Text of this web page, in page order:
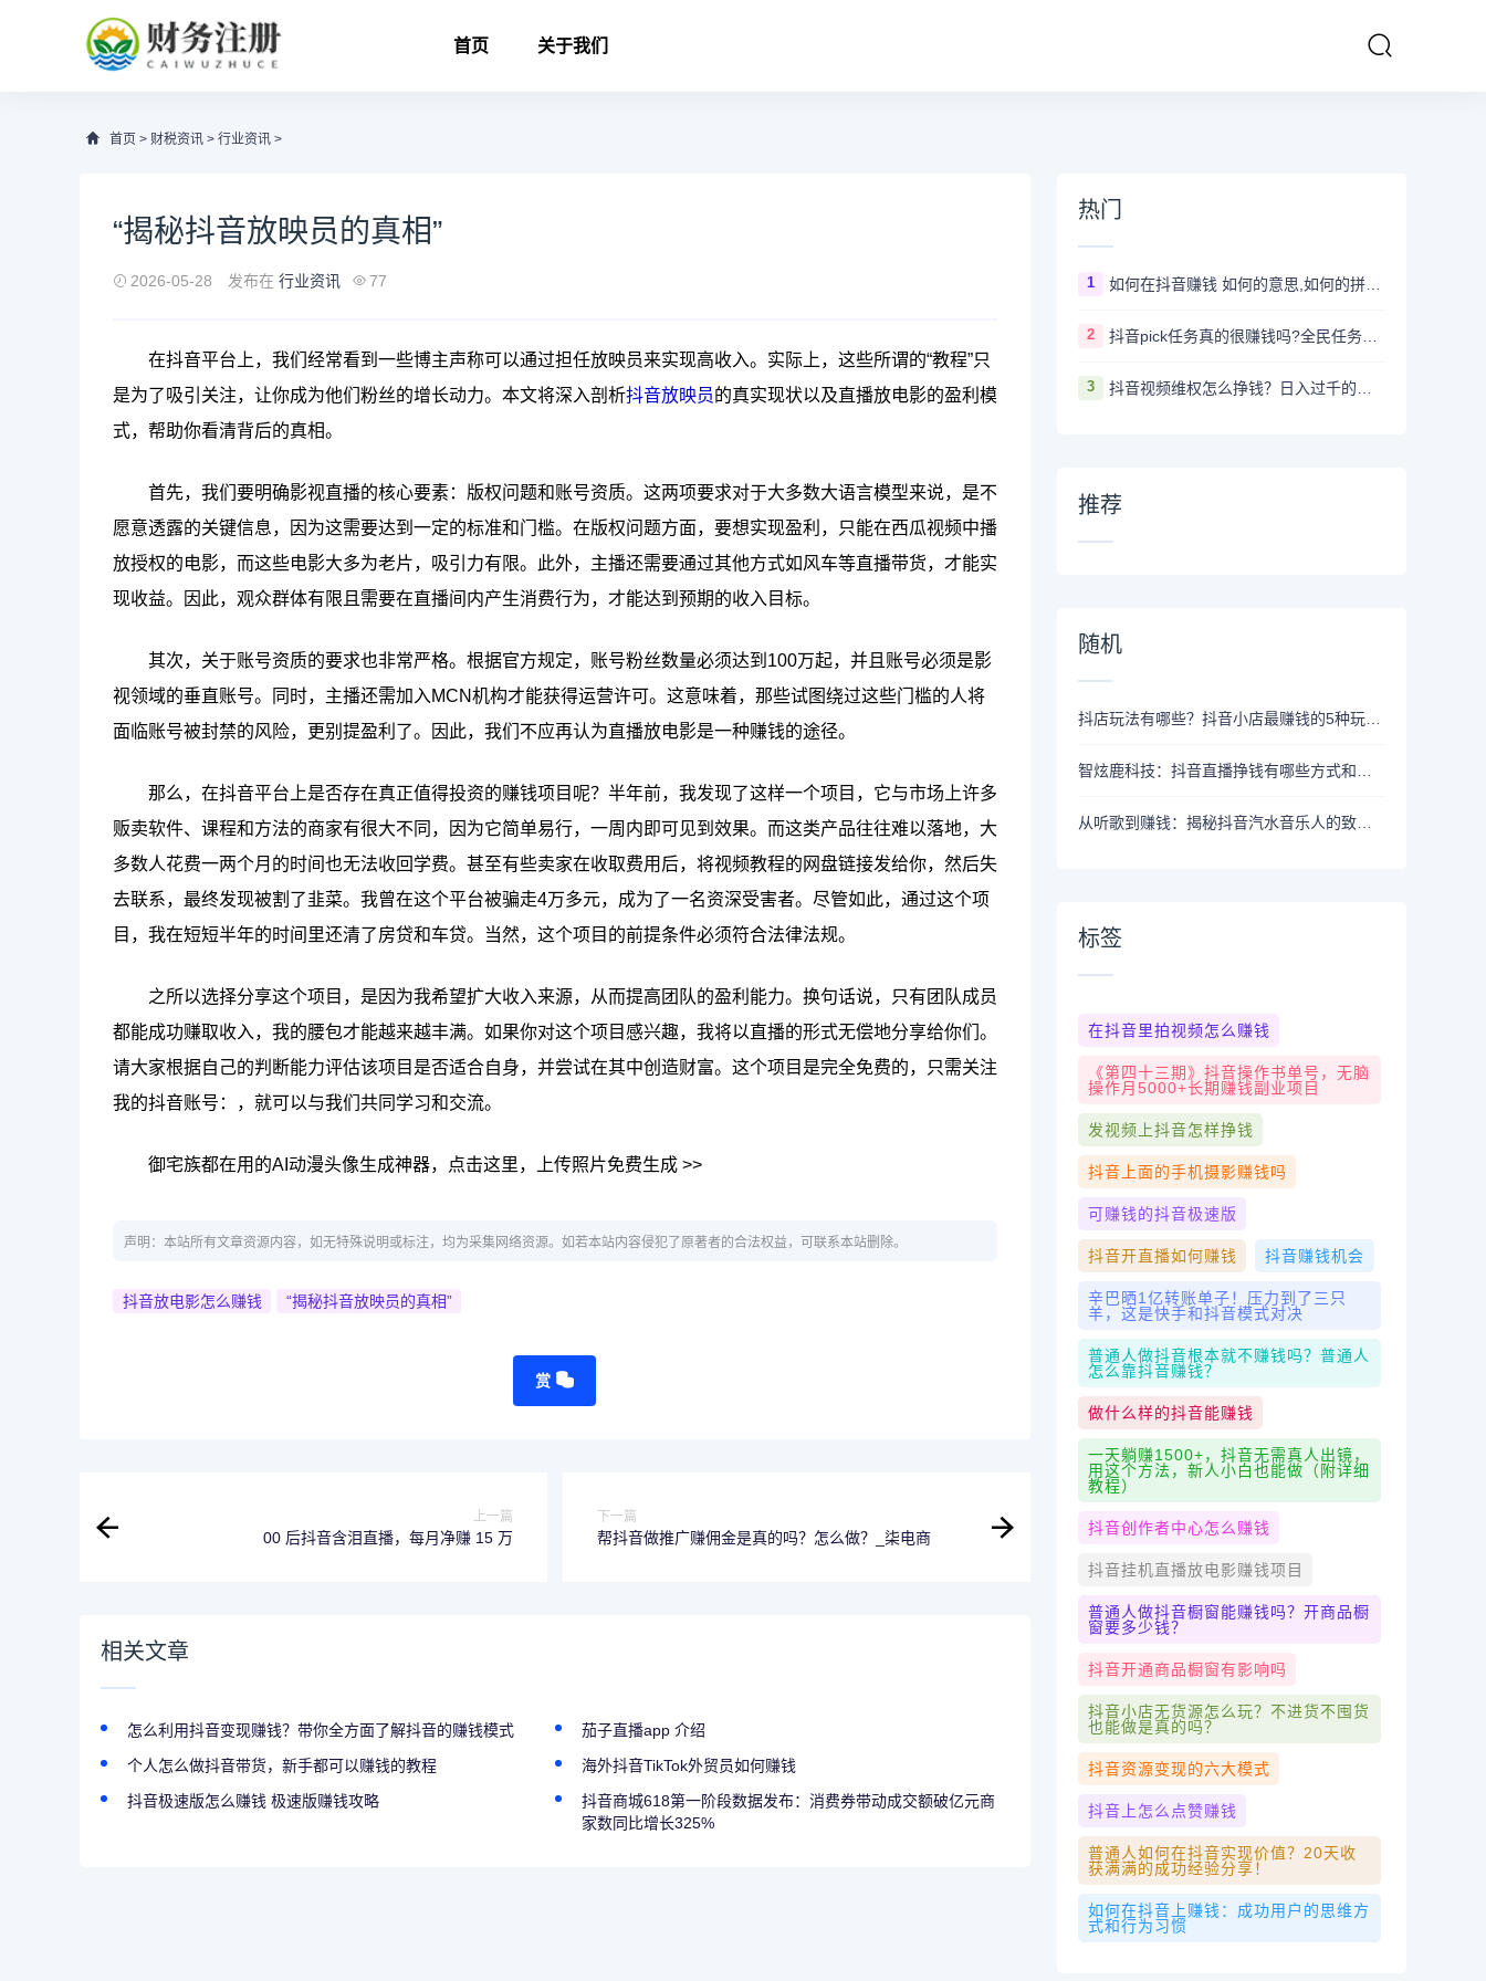
首页 关于我们
首页 > 财税资讯 > 行业资讯 >
“揭秘抖音放映员的真相”
2026-05-28 发布在 行业资讯 77
在抖音平台上，我们经常看到一些博主声称可以通过担任放映员来实现高收入。实际上，这些所谓的“教程”只
是为了吸引关注，让你成为他们粉丝的增长动力。本文将深入剖析抖音放映员的真实现状以及直播放电影的盈利模
式，帮助你看清背后的真相。
首先，我们要明确影视直播的核心要素：版权问题和账号资质。这两项要求对于大多数大语言模型来说，是不
愿意透露的关键信息，因为这需要达到一定的标准和门槛。在版权问题方面，要想实现盈利，只能在西瓜视频中播
放授权的电影，而这些电影大多为老片，吸引力有限。此外，主播还需要通过其他方式如风车等直播带货，才能实
现收益。因此，观众群体有限且需要在直播间内产生消费行为，才能达到预期的收入目标。
其次，关于账号资质的要求也非常严格。根据官方规定，账号粉丝数量必须达到100万起，并且账号必须是影
视领域的垂直账号。同时，主播还需加入MCN机构才能获得运营许可。这意味着，那些试图绕过这些门槛的人将
面临账号被封禁的风险，更别提盈利了。因此，我们不应再认为直播放电影是一种赚钱的途径。
那么，在抖音平台上是否存在真正值得投资的赚钱项目呢？半年前，我发现了这样一个项目，它与市场上许多
贩卖软件、课程和方法的商家有很大不同，因为它简单易行，一周内即可见到效果。而这类产品往往难以落地，大
多数人花费一两个月的时间也无法收回学费。甚至有些卖家在收取费用后，将视频教程的网盘链接发给你，然后失
去联系，最终发现被割了韭菜。我曾在这个平台被骗走4万多元，成为了一名资深受害者。尽管如此，通过这个项
目，我在短短半年的时间里还清了房贷和车贷。当然，这个项目的前提条件必须符合法律法规。
之所以选择分享这个项目，是因为我希望扩大收入来源，从而提高团队的盈利能力。换句话说，只有团队成员
都能成功赚取收入，我的腰包才能越来越丰满。如果你对这个项目感兴趣，我将以直播的形式无偿地分享给你们。
请大家根据自己的判断能力评估该项目是否适合自身，并尝试在其中创造财富。这个项目是完全免费的，只需关注
我的抖音账号：，就可以与我们共同学习和交流。
御宅族都在用的AI动漫头像生成神器，点击这里，上传照片免费生成 >>
声明：本站所有文章资源内容，如无特殊说明或标注，均为采集网络资源。如若本站内容侵犯了原著者的合法权益，可联系本站删除。
抖音放电影怎么赚钱 “揭秘抖音放映员的真相”
赏
上一篇
00 后抖音含泪直播，每月净赚 15 万
下一篇
帮抖音做推广赚佣金是真的吗？怎么做？_柒电商
相关文章
怎么利用抖音变现赚钱？带你全方面了解抖音的赚钱模式
茄子直播app 介绍
个人怎么做抖音带货，新手都可以赚钱的教程
海外抖音TikTok外贸员如何赚钱
抖音极速版怎么赚钱 极速版赚钱攻略
抖音商城618第一阶段数据发布：消费券带动成交额破亿元商
家数同比增长325%
热门
1 如何在抖音赚钱 如何的意思,如何的拼音、近义词、造句 - 汉语查
2 抖音pick任务真的很赚钱吗?全民任务赚钱是真的假的
3
推荐
随机
标签
在抖音里拍视频怎么赚钱
《第四十三期》抖音操作书单号，无脑
操作月5000+长期赚钱副业项目
发视频上抖音怎样挣钱
抖音上面的手机摄影赚钱吗
可赚钱的抖音极速版
抖音开直播如何赚钱 抖音赚钱机会
辛巴晒1亿转账单子！压力到了三只
羊，这是快手和抖音模式对决
普通人做抖音根本就不赚钱吗？普通人
怎么靠抖音赚钱？
做什么样的抖音能赚钱
一天躺赚1500+，抖音无需真人出镜，
用这个方法，新人小白也能做（附详细
教程）
抖音创作者中心怎么赚钱
抖音挂机直播放电影赚钱项目
普通人做抖音橱窗能赚钱吗？开商品橱
窗要多少钱？
抖音开通商品橱窗有影响吗
抖音小店无货源怎么玩？不进货不囤货
也能做是真的吗？
抖音资源变现的六大模式
抖音上怎么点赞赚钱
普通人如何在抖音实现价值？20天收
获满满的成功经验分享！
如何在抖音上赚钱：成功用户的思维方
式和行为习惯